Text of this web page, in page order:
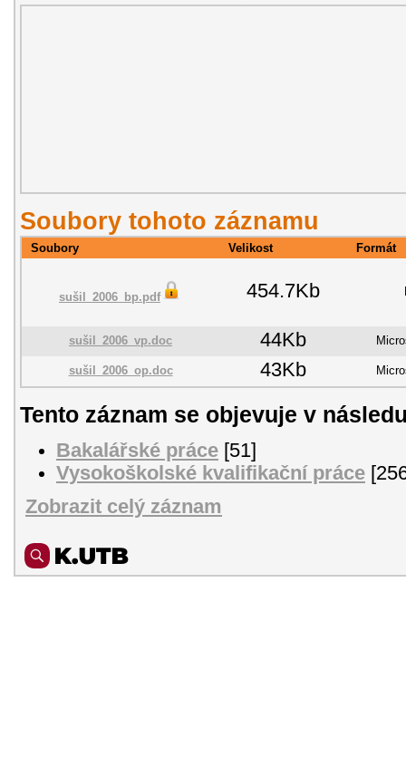
Soubory tohoto záznamu
Soubory Velikost Formát
sušil_2006_bp.pdf 454.7Kb
sušil_2006_vp.doc 44Kb
sušil_2006_op.doc 43Kb
Tento záznam se objevuje v
Bakalářské práce [51]
Vysokoškolské kvalifikační práce
Zobrazit celý záznam